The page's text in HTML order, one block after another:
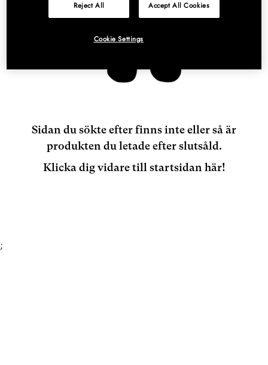
Sidan du sökte efter finns inte eller så är
produkten du letade efter slutsåld.
Klicka dig vidare till startsidan här!
;
Reject All Accept All Cookies
Cookie Settings